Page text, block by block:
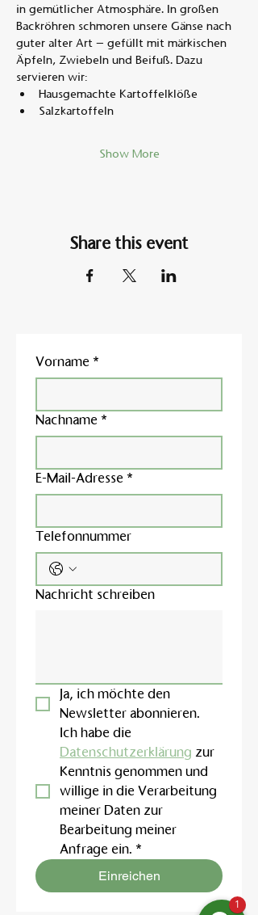
in gemütlicher Atmosphäre. In großen
Backröhren schmoren unsere Gänse nach
guter alter Art – gefüllt mit märkischen
Äpfeln, Zwiebeln und Beifuß. Dazu
servieren wir:
Hausgemachte Kartoffelklöße
Salzkartoffeln
Show More
Share this event
Vorname *
Nachname *
E-Mail-Adresse *
Telefonnummer
Nachricht schreiben
Ja, ich möchte den
Newsletter abonnieren.
Datenschutzerklärung zur
Kenntnis genommen und
willige in die Verarbeitung
meiner Daten zur
Bearbeitung meiner
Anfrage ein. *
Einreichen
1